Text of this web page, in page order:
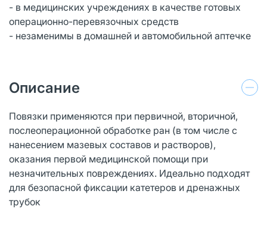
- в медицинских учреждениях в качестве готовых
операционно-перевязочных средств
- незаменимы в домашней и автомобильной аптечке
Описание
Повязки применяются при первичной, вторичной,
послеоперационной обработке ран (в том числе с
нанесением мазевых составов и растворов),
оказания первой медицинской помощи при
незначительных повреждениях. Идеально подходят
для безопасной фиксации катетеров и дренажных
трубок